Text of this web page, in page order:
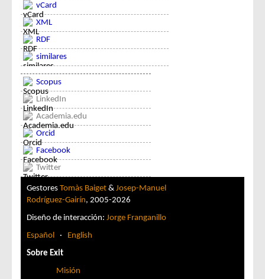
vCard
XML
RDF
similares
Scopus
LinkedIn
Academia.edu
Orcid
Facebook
Twitter
Gestores Tomàs Baiget & Josep-Manuel
Rodríguez-Gairín, 2005-2026
Diseño de interacción: Jorge Franganillo
Español
·
English
Sobre Exit
Misión